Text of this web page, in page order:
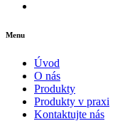
Menu
Úvod
O nás
Produkty
Produkty v praxi
Kontaktujte nás